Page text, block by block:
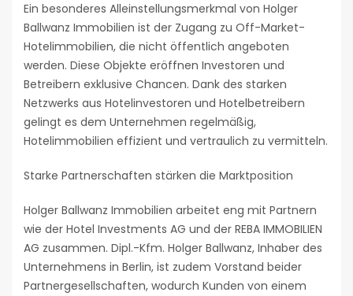
Ein besonderes Alleinstellungsmerkmal von Holger
Ballwanz Immobilien ist der Zugang zu Off-Market-
Hotelimmobilien, die nicht öffentlich angeboten
werden. Diese Objekte eröffnen Investoren und
Betreibern exklusive Chancen. Dank des starken
Netzwerks aus Hotelinvestoren und Hotelbetreibern
gelingt es dem Unternehmen regelmäßig,
Hotelimmobilien effizient und vertraulich zu vermitteln.
Starke Partnerschaften stärken die Marktposition
Holger Ballwanz Immobilien arbeitet eng mit Partnern
wie der Hotel Investments AG und der REBA IMMOBILIEN
AG zusammen. Dipl.-Kfm. Holger Ballwanz, Inhaber des
Unternehmens in Berlin, ist zudem Vorstand beider
Partnergesellschaften, wodurch Kunden von einem